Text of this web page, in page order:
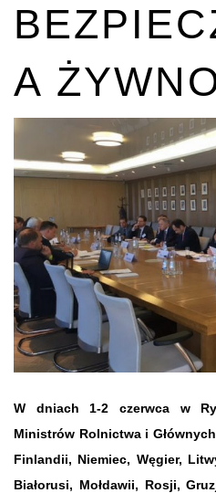
A
W dniach 1-2 czerwca w
Ministrów Rolnictwa i
Finlandii, Niemiec, Węgier,
Białorusi, Mołdawii, Rosji,